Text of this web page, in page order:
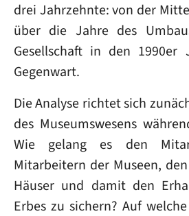
drei Jahrzehnte: von der
über die Jahre des
Gesellschaft in den
Gegenwart.
Die Analyse richtet sich
des Museumswesens
Wie gelang es den
Mitarbeitern der Museen,
Häuser und damit den
Erbes zu sichern? Auf